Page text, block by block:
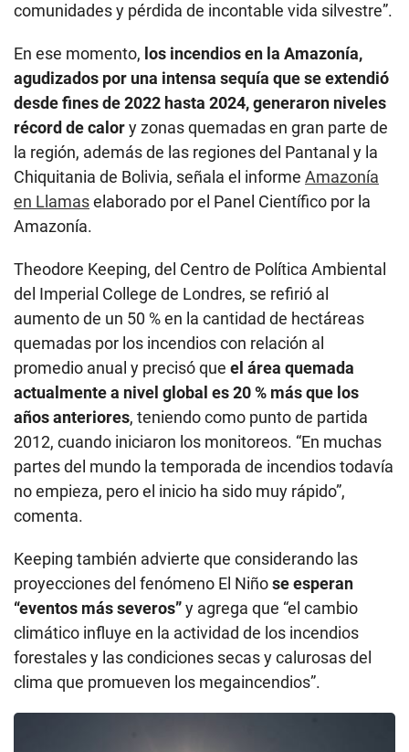
comunidades y pérdida de incontable vida silvestre”.
En ese momento, los incendios en la Amazonía,
agudizados por una intensa sequía que se extendió
desde fines de 2022 hasta 2024, generaron niveles
récord de calory zonas quemadas en gran parte de
la región, además de las regiones del Pantanal y la
Chiquitania de Bolivia, señala el informe Amazonía
en Llamaselaborado por el Panel Científico por la
Amazonía.
Theodore Keeping, del Centro de Política Ambiental
del Imperial College de Londres, se refirió al
aumento de un 50 % en la cantidad de hectáreas
quemadas por los incendios con relación al
promedio anual y precisó que el área quemada
actualmente a nivel global es 20 % más que los
años anteriores, teniendo como punto de partida
2012, cuando iniciaron los monitoreos. “En muchas
partes del mundo la temporada de incendios todavía
no empieza, pero el inicio ha sido muy rápido”,
comenta.
Keeping también advierte que considerando las
proyecciones del fenómeno El Niñose esperan
“eventos más severos”y agrega que “el cambio
climático influye en la actividad de los incendios
forestales y las condiciones secas y calurosas del
clima que promueven los megaincendios”.